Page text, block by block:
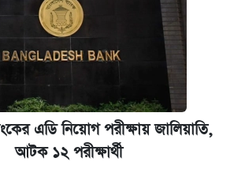
স্বর্ণ-রুপার দাম (৫ আগস্ট)
স্বর্ণের দাম (৬ আগস্ট)
এক্সিকিউটিভ এমবিএতে ভর্তি শুরু,
পর্যন্ত
এডি নিয়োগ পরীক্ষায় জালিয়াতি,
আটক ১২ পরীক্ষার্থী